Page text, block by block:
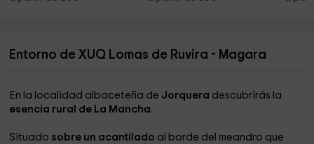
Entorno de XUQ Lomas de Ruvira - Magara
En la localidad albaceteña de Jorquera descubrirás la
esencia rural de La Mancha.
Situado sobre un acantilado al borde del meandro que